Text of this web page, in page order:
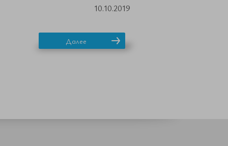
10.10.2019
Далее